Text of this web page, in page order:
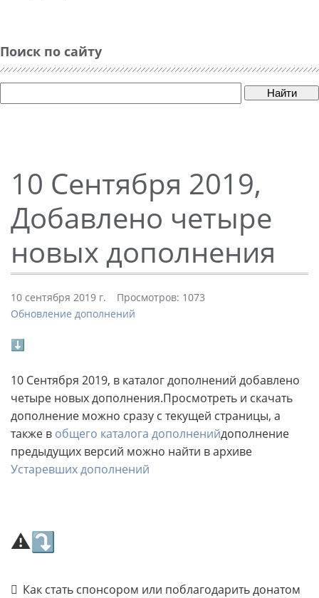
Поиск по сайту
Найти
10 Сентября 2019,
Добавлено четыре
новых дополнения
10 сентября 2019 г.
Просмотров: 1073
Обновление дополнений
⬇
10 Сентября 2019, в каталог дополнений добавлено
четыре новых дополнения.Просмотреть и скачать
дополнение можно сразу с текущей страницы, а
также в общего каталога дополненийдополнение
предыдущих версий можно найти в архиве
Устаревших дополнений
⚠⤵
Как стать спонсором или поблагодарить донатом